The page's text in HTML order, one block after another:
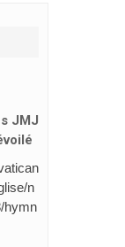
JMJ
n
hymn